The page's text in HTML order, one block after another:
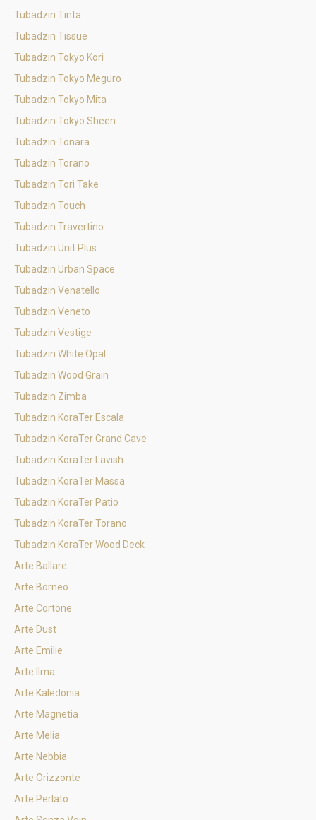
Tubadzin Tinta
Tubadzin Tissue
Tubadzin Tokyo Kori
Tubadzin Tokyo Meguro
Tubadzin Tokyo Mita
Tubadzin Tokyo Sheen
Tubadzin Tonara
Tubadzin Torano
Tubadzin Tori Take
Tubadzin Touch
Tubadzin Travertino
Tubadzin Unit Plus
Tubadzin Urban Space
Tubadzin Venatello
Tubadzin Veneto
Tubadzin Vestige
Tubadzin White Opal
Tubadzin Wood Grain
Tubadzin Zimba
Tubadzin KoraTer Escala
Tubadzin KoraTer Grand Cave
Tubadzin KoraTer Lavish
Tubadzin KoraTer Massa
Tubadzin KoraTer Patio
Tubadzin KoraTer Torano
Tubadzin KoraTer Wood Deck
Arte Ballare
Arte Borneo
Arte Cortone
Arte Dust
Arte Emilie
Arte Ilma
Arte Kaledonia
Arte Magnetia
Arte Melia
Arte Nebbia
Arte Orizzonte
Arte Perlato